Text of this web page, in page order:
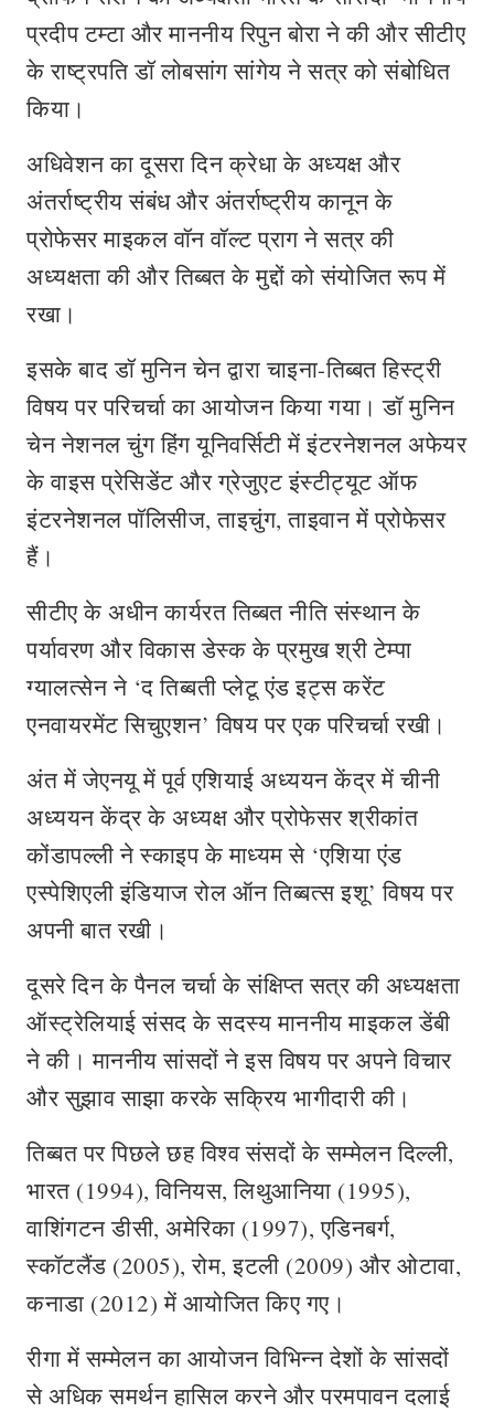
प्रदीप टम्टा और माननीय रिपुन बोरा ने की और सीटीए
के राष्ट्रपति डॉ लोबसांग सांगेय ने सत्र को संबोधित
किया।
अधिवेशन का दूसरा दिन क्रेधा के अध्यक्ष और
अंतर्राष्ट्रीय संबंध और अंतर्राष्ट्रीय कानून के
प्रोफेसर माइकल वॉन वॉल्ट प्राग ने सत्र की
अध्यक्षता की और तिब्बत के मुद्दों को संयोजित रूप में
रखा।
इसके बाद डॉ मुनिन चेन द्वारा चाइना-तिब्बत हिस्ट्री
विषय पर परिचर्चा का आयोजन किया गया। डॉ मुनिन
चेन नेशनल चुंग हिंग यूनिवर्सिटी में इंटरनेशनल अफेयर
के वाइस प्रेसिडेंट और ग्रेजुएट इंस्टीट्यूट ऑफ
इंटरनेशनल पॉलिसीज, ताइचुंग, ताइवान में प्रोफेसर
हैं।
सीटीए के अधीन कार्यरत तिब्बत नीति संस्थान के
पर्यावरण और विकास डेस्क के प्रमुख श्री टेम्पा
ग्यालत्सेन ने ‘द तिब्बती प्लेटू एंड इट्स करेंट
एनवायरमेंट सिचुएशन’ विषय पर एक परिचर्चा रखी।
अंत में जेएनयू में पूर्व एशियाई अध्ययन केंद्र में चीनी
अध्ययन केंद्र के अध्यक्ष और प्रोफेसर श्रीकांत
कोंडापल्ली ने स्काइप के माध्यम से ‘एशिया एंड
एस्पेशिएली इंडियाज रोल ऑन तिब्बत्स इशू’ विषय पर
अपनी बात रखी।
दूसरे दिन के पैनल चर्चा के संक्षिप्त सत्र की अध्यक्षता
ऑस्ट्रेलियाई संसद के सदस्य माननीय माइकल डेंबी
ने की। माननीय सांसदों ने इस विषय पर अपने विचार
और सुझाव साझा करके सक्रिय भागीदारी की।
तिब्बत पर पिछले छह विश्व संसदों के सम्मेलन दिल्ली,
भारत (1994), विनियस, लिथुआनिया (1995),
वाशिंगटन डीसी, अमेरिका (1997), एडिनबर्ग,
स्कॉटलैंड (2005), रोम, इटली (2009) और ओटावा,
कनाडा (2012) में आयोजित किए गए।
रीगा में सम्मेलन का आयोजन विभिन्न देशों के सांसदों
से अधिक समर्थन हासिल करने और परमपावन दलाई